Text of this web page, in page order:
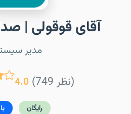
آقای قوقولی |
مدیر
4.0 (749 نظر)
رایگان